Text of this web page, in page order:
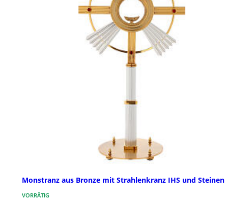
Monstranz aus Bronze mit Strahlenkranz IHS und Steinen
VORRÄTIG